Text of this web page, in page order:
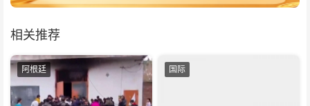
相关推荐
阿根廷 国际